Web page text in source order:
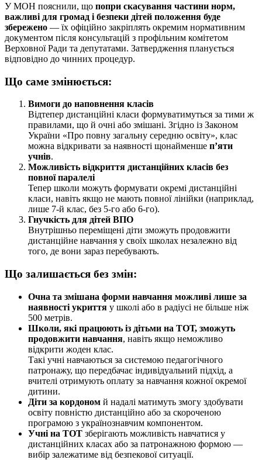
У МОН пояснили, що попри скасування частини норм,
важливі для громад і безпеки дітей положення буде
збережено — їх офіційно закріплять окремим нормативним
документом після консультацій з профільним комітетом
Верховної Ради та депутатами. Затвердження планується
відповідно до чинних процедур.
Що саме змінюється:
Вимоги до наповнення класів
Відтепер дистанційні класи формуватимуться за тими ж
правилами, що й очні або змішані. Згідно із Законом
України «Про повну загальну середню освіту», клас
можна відкривати за наявності щонайменше п’яти
учнів.
Можливість відкриття дистанційних класів без
повної паралелі
Тепер школи можуть формувати окремі дистанційні
класи, навіть якщо не мають повної лінійки (наприклад,
лише 7-й клас, без 5-го або 6-го).
Гнучкість для дітей ВПО
Внутрішньо переміщені діти зможуть продовжити
дистанційне навчання у своїх школах незалежно від
того, де вони зараз перебувають.
Що залишається без змін:
Очна та змішана форми навчання можливі лише за
наявності укриття у школі або в радіусі не більше ніж
500 метрів.
Школи, які працюють із дітьми на ТОТ, зможуть
продовжити навчання, навіть якщо неможливо
відкрити жоден клас.
Такі учні навчаються за системою педагогічного
патронажу, що передбачає індивідуальний підхід, а
вчителі отримують оплату за навчання кожної окремої
дитини.
Діти за кордоном й надалі матимуть змогу здобувати
освіту повністю дистанційно або за скороченою
програмою з українознавчим компонентом.
Учні на ТОТ зберігають можливість навчатися у
дистанційних класах або за патронажною формою —
вибір залежатиме від безпекової ситуації.